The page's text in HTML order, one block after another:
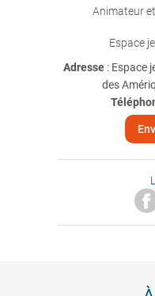
Animateur
Espace
Adresse : Espace
des